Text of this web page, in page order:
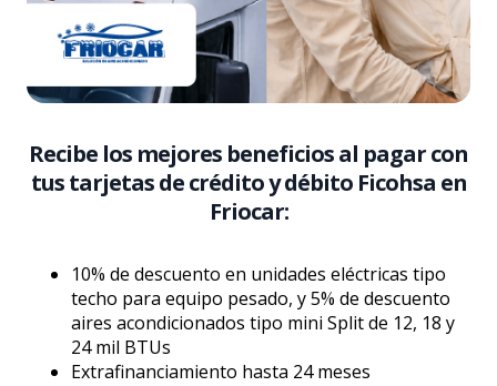
Recibe los mejores beneficios al pagar con
tus tarjetas de crédito y débito Ficohsa en
Friocar:
10% de descuento en unidades eléctricas tipo
techo para equipo pesado, y 5% de descuento
aires acondicionados tipo mini Split de 12, 18 y
24 mil BTUs
Extrafinanciamiento hasta 24 meses